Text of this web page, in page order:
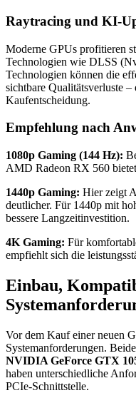
Raytracing und KI-
Moderne GPUs profitieren
Technologien wie DLSS
Technologien können die
sichtbare Qualitätsverluste
Kaufentscheidung.
Empfehlung nach
1080p Gaming (144 Hz):
AMD Radeon RX 560
1440p Gaming: Hier zeigt
deutlicher. Für 1440p mit
bessere Langzeitinvestition.
4K Gaming: Für
empfiehlt sich die
Einbau,
Vor dem Kauf einer neuen
Systemanforderungen.
NVIDIA GeForce GTX
haben unterschiedliche
PCIe-Schnittstelle.